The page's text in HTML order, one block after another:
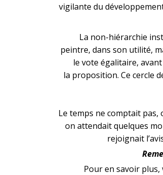
vigilante du
La non-hiérarchie
peintre, dans son utilité,
le vote égalitaire,
la proposition. Ce cercle
Le temps ne comptait pas,
on attendait quelques
rejoignait
Pour en savoir